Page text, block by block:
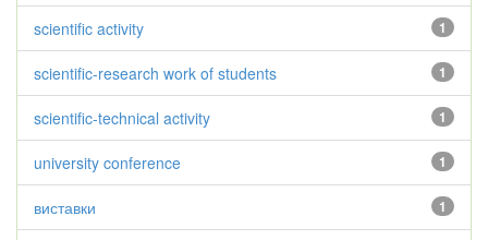
1
scientific activity
1
scientific-research work of students
1
scientific-technical activity
1
university conference
1
виставки